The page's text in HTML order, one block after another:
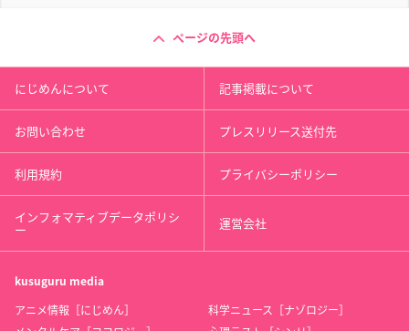
ページの先頭へ
にじめんについて 記事掲載について
お問い合わせ プレスリリース送付先
利用規約 プライバシーポリシー
インフォマティブデータポリシ
ー 運営会社
kusuguru media
アニメ情報［にじめん］
科学ニュース［ナゾロジー］